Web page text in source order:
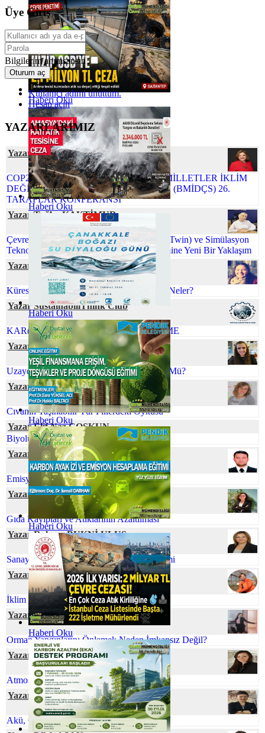
Haberi Oku
Haberi Oku
Haberi Oku
Haberi Oku
Haberi Oku
Haberi Oku
Üye Giriş
Bilgilerim anımsansın
Oturum aç
Kullanıcı adımı unuttum.
Hesap açın
YAZARLARIMIZ
Yazar Şafak ÖZSOY
COP26 NEDEN ÖNEMLİ BİRLEŞMİŞ MİLLETLER İKLİM
DEĞİŞİKLİĞİ ÇERÇEVE SÖZLEŞMESİ (BMİDÇS) 26.
TARAFLAR KONFERANSI
Yazar Tuğba KAKTİMUR
Çevre Mühendisliğinde Dijital İkiz (Digital Twin) ve Simülasyon
Teknolojileri: Sürdürülebilir Proses Yönetimine Yeni Bir Yaklaşım
Yazar Gamze CİVELEK
Küreselleşen Dünyamızda Çevre Sorunları Neler?
Yazar SustainabiliThink Club
KAR(BON)DA YÜRÜ İZİNİ BELLİ ETME
Yazar Ömür TEMİZEL
Uzaydaki Atıklarla Başa Çıkmak Mümkün Mü?
Yazar Neslihan BOYACILAR
Cıvanın Taşınabilir Tür Pillerdeki Öyküsü
Yazar Elif Naz COŞKUN
Biyolüminesans: Parıldayan Canlılar
Yazar Ferhat ELÇİ
Emisyon Nedir? Emisyon Ölçümü Nedir?
Yazar Dr. Hülya GÜNAY
Gıda Kayıpları ve Atıklarının Azaltılması
Yazar Rahşan BUKNİ ULUS
Sanayi Kaynaklı Tehlikeli Atıkların Yönetimi
Yazar Prof. Dr. Zeynep ZAİMOĞLU
İklim Değişikliği ve Gıda Arzı
Yazar Tuğçe ERVAN
Orman Yangınlarını Önlemek Neden İmkansız Değil?
Yazar Dr. Özge SİVRİOĞLU
Atmosferik Kıyamete Hazır Mıyız?
Yazar Serpil ÖZKAN
Akü, Çevre ve Ekonomi